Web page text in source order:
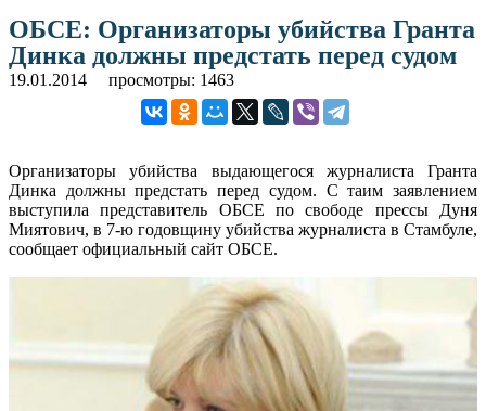
ОБСЕ: Организаторы убийства Гранта
Динка должны предстать перед судом
19.01.2014 просмотры: 1463
Организаторы убийства выдающегося журналиста Гранта
Динка должны предстать перед судом. С таим заявлением
выступила представитель ОБСЕ по свободе прессы Дуня
Миятович, в 7-ю годовщину убийства журналиста в Стамбуле,
сообщает официальный сайт ОБСЕ.